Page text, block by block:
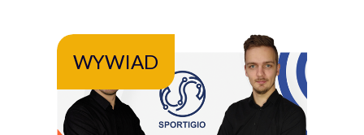
WYWIAD